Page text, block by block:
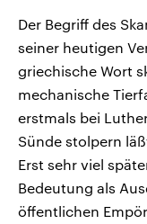
Der Begriff des
seiner heutigen
griechische Wort
mechanische
erstmals bei
Sünde stolpern
Erst sehr viel
Bedeutung als
öffentlichen